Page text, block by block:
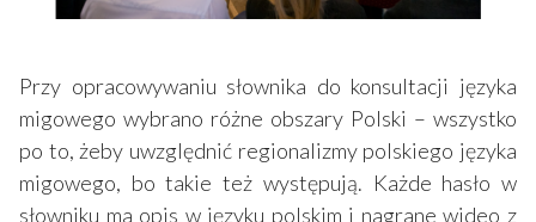
Przy opracowywaniu słownika do konsultacji języka
migowego wybrano różne obszary Polski – wszystko
po to, żeby uwzględnić regionalizmy polskiego języka
migowego, bo takie też występują. Każde hasło w
słowniku ma opis w języku polskim i nagrane wideo z